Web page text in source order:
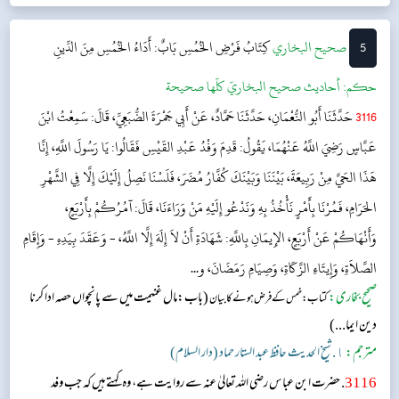
5 ‌‌صحيح البخاريكِتَابُ فَرْضِ الخُمُسِبَابٌ: أَدَاءُ الخُمُسِ مِنَ الدِّينِ
حکم:أحاديث صحيح البخاريّ كلّها صحيحة
3116حَدَّثَنَا أَبُو النُّعْمَانِ، حَدَّثَنَا حَمَّادٌ، عَنْ أَبِي جَمْرَةَ الضُّبَعِيِّ، قَالَ: سَمِعْتُ ابْنَ
عَبَّاسٍ رَضِيَ اللَّهُ عَنْهُمَا، يَقُولُ: قَدِمَ وَفْدُ عَبْدِ القَيْسِ فَقَالُوا: يَا رَسُولَ اللَّهِ، إِنَّا
هَذَا الحَيَّ مِنْ رَبِيعَةَ، بَيْنَنَا وَبَيْنَكَ كُفَّارُ مُضَرَ، فَلَسْنَا نَصِلُ إِلَيْكَ إِلَّا فِي الشَّهْرِ
الحَرَامِ، فَمُرْنَا بِأَمْرٍ نَأْخُذُ بِهِ وَنَدْعُو إِلَيْهِ مَنْ وَرَاءَنَا، قَالَ: آمُرُكُمْ بِأَرْبَعٍ،
وَأَنْهَاكُمْ عَنْ أَرْبَعٍ، الإِيمَانِ بِاللَّهِ: شَهَادَةِ أَنْ لاَ إِلَهَ إِلَّا اللَّهُ، - وَعَقَدَ بِيَدِهِ - وَإِقَامِ
الصَّلاَةِ، وَإِيتَاءِ الزَّكَاةِ، وَصِيَامِ رَمَضَانَ، و...
صحیح بخاری:کتاب: خمس کے فرض ہونے کا بیان(باب:مال غنیمت میں سے پانچواں حصہ ادا کرنا
دین ایما...)
مترجم: ١. شیخ الحدیث حافظ عبد الستار حماد (دار السلام)
3116. حضرت ابن عباس رضی اللہ تعالیٰ عنہ سے روایت ہے، وہ کہتے ہیں کہ جب وفد